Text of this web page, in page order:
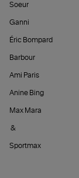
Soeur
Ganni
Éric Bompard
Barbour
Ami Paris
Anine Bing
Max Mara
&
Sportmax